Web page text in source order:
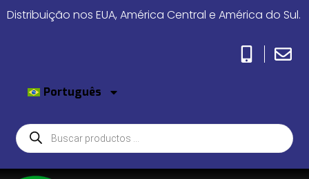
Distribuição nos EUA, América Central e América do Sul.
Português